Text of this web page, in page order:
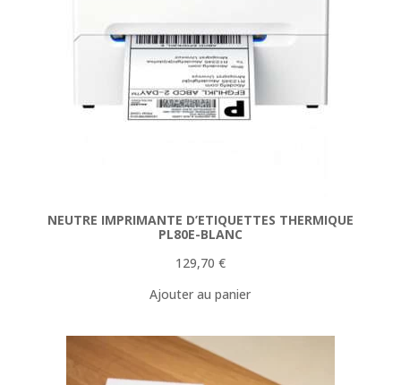
NEUTRE IMPRIMANTE D’ETIQUETTES THERMIQUE
PL80E-BLANC
129,70 €
Ajouter au panier